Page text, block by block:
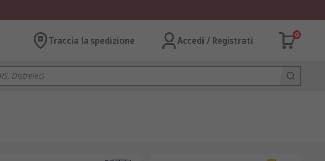
Traccia la spedizione Accedi / Registrati
0